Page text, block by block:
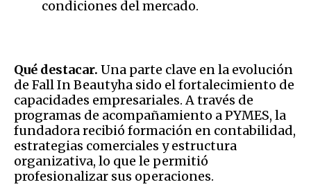
condiciones del mercado.
Qué destacar. Una parte clave en la evolución
de Fall In Beautyha sido el fortalecimiento de
capacidades empresariales. A través de
programas de acompañamiento a PYMES, la
fundadora recibió formación en contabilidad,
estrategias comerciales y estructura
organizativa, lo que le permitió
profesionalizar sus operaciones.